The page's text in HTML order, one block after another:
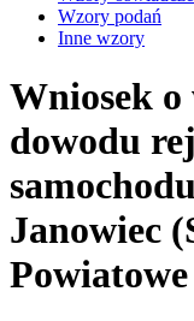
Wzory podań
Inne wzory
Wniosek o
dowodu
Janowiec